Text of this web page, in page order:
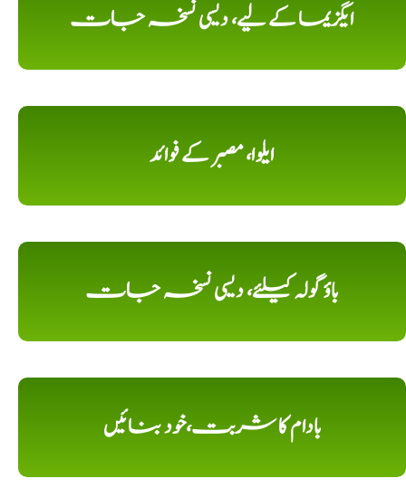
ایگزیما کے لیے، دیسی نسخہ جات
ایلوا، مصبر کے فوائد
باؤ گولہ کیلئے، دیسی نسخہ جات
بادام کا شربت،خود بنائیں